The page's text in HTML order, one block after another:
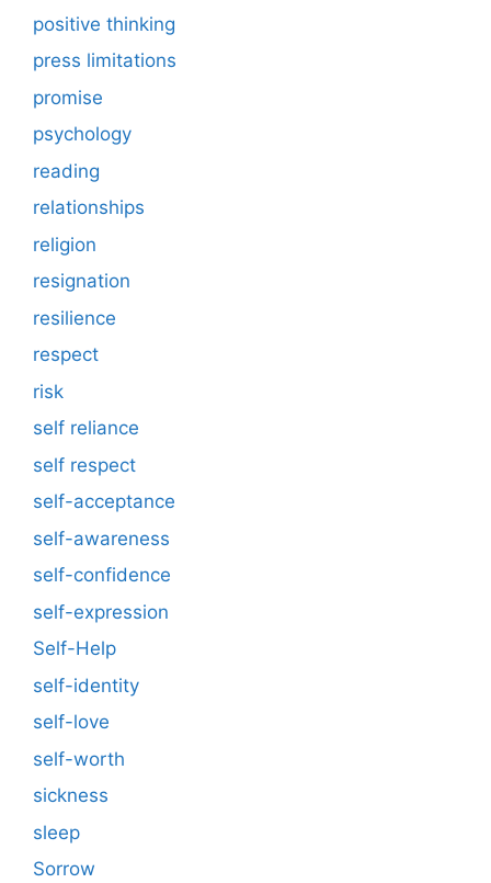
positive thinking
press limitations
promise
psychology
reading
relationships
religion
resignation
resilience
respect
risk
self reliance
self respect
self-acceptance
self-awareness
self-confidence
self-expression
Self-Help
self-identity
self-love
self-worth
sickness
sleep
Sorrow